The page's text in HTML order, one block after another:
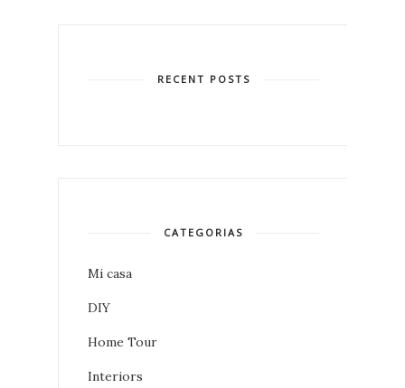
RECENT POSTS
CATEGORIAS
Mi casa
DIY
Home Tour
Interiors